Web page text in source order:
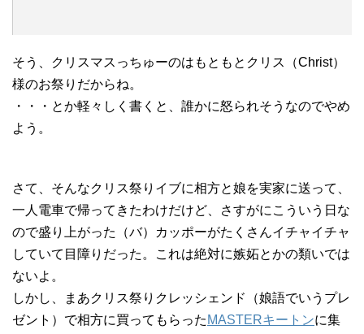
そう、クリスマスっちゅーのはもともとクリス（Christ）
様のお祭りだからね。
・・・とか軽々しく書くと、誰かに怒られそうなのでやめ
よう。
さて、そんなクリス祭りイブに相方と娘を実家に送って、
一人電車で帰ってきたわけだけど、さすがにこういう日な
ので盛り上がった（バ）カッポーがたくさんイチャイチャ
していて目障りだった。これは絶対に嫉妬とかの類いでは
ないよ。
しかし、まあクリス祭りクレッシェンド（娘語でいうプレ
ゼント）で相方に買ってもらった MASTERキートンに集